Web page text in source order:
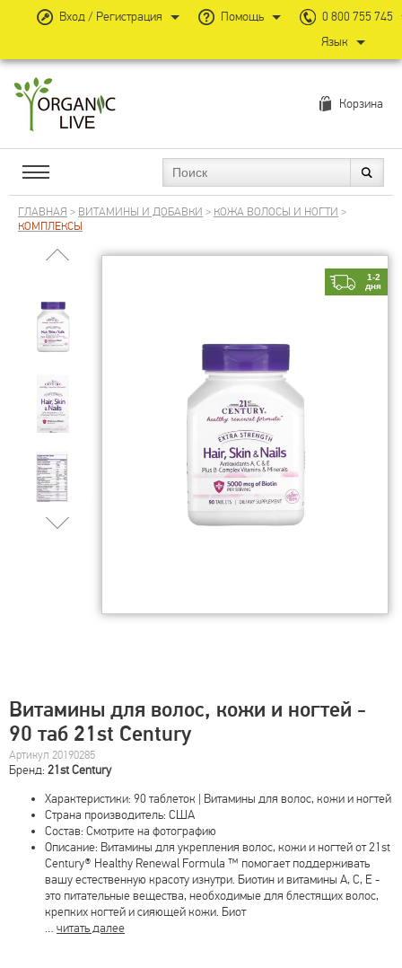
Корзина
ГЛАВНАЯ > ВИТАМИНЫ И ДОБАВКИ > КОЖА ВОЛОСЫ И НОГТИ >
КОМПЛЕКСЫ
1-2
дня
Витамины для волос, кожи и ногтей -
90 таб 21st Century
Артикул 20190285
Бренд: 21st Century
Характеристики: 90 таблеток | Витамины для волос, кожи и ногтей
Страна производитель: США
Состав: Смотрите на фотографию
Описание: Витамины для укрепления волос, кожи и ногтей от 21st
Century® Healthy Renewal Formula ™ помогает поддерживать
вашу естественную красоту изнутри. Биотин и витамины A, C, E -
это питательные вещества, необходимые для блестящих волос,
крепких ногтей и сияющей кожи. Биот
… читать далее
Вход / Регистрация Помощь
0 800 755 745
Язык